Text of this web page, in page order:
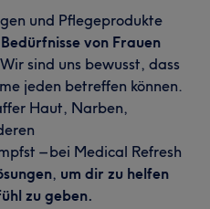
und Pflegeprodukte
Bedürfnisse von Frauen
sind uns bewusst, dass
jeden betreffen können.
Haut, Narben,
– bei Medical Refresh
, um dir zu helfen
zu geben.